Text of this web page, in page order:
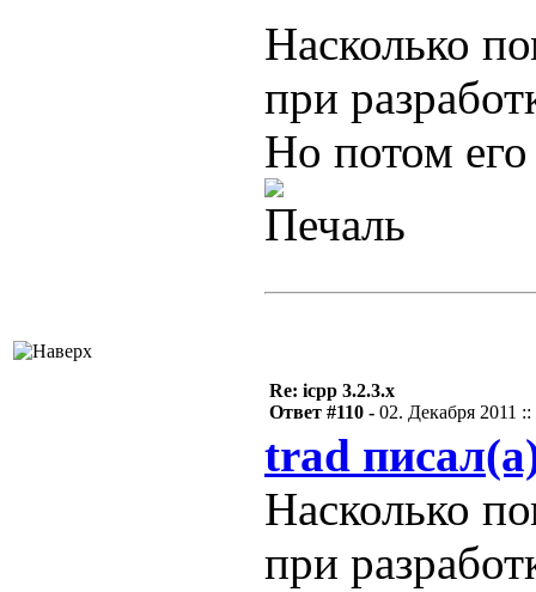
Насколько
при
Но потом
Re: icpp 3.2.3.x
Ответ #110 - 02. Декабря 2011 ::
trad
Насколько
при